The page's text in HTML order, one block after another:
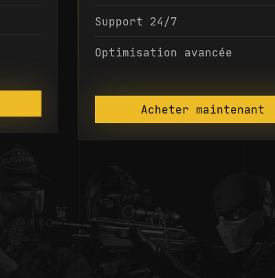
Support 24/7
Optimisation avancée
Acheter maintenant